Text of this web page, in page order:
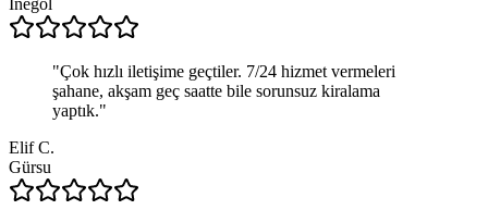
"Çok hızlı iletişime geçtiler. 7/24 hizmet vermeleri
şahane, akşam geç saatte bile sorunsuz kiralama
yaptık."
Elif C.
Gürsu